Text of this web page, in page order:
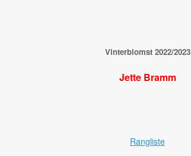
Vinterblomst 2022/2023
Jette Bramm
Rangliste